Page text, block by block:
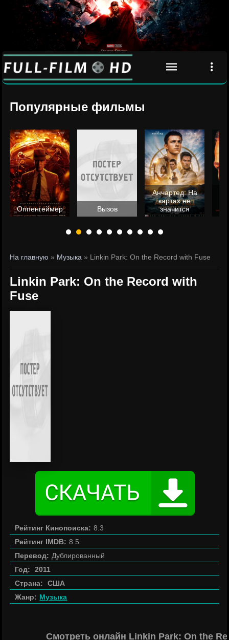
Популярные фильмы
Оппенгеймер Вызов
Анчартед: На
картах не
значится
На главную » Музыка » Linkin Park: On the Record with Fuse
Linkin Park: On the Record with
Fuse
Рейтинг Кинопоиска: 8.3
Рейтинг IMDB: 8.5
Перевод: Дублированный
Год:
2011
Страна:
США
Жанр: Музыка
Смотреть онлайн Linkin Park: On the